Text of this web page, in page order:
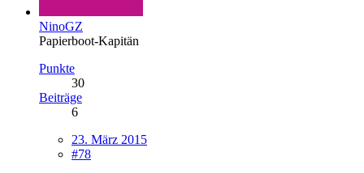
NinoGZ
Papierboot-Kapitän
Punkte
30
Beiträge
6
23. März 2015
#78